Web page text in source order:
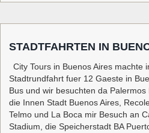
STADTFAHRTEN IN
City Tours in Buenos Aires machte
Stadtrundfahrt fuer 12 Gaeste in
Bus und wir besuchten da Palermos
die Innen Stadt Buenos Aires,
Telmo und La Boca mir Besuch an
Stadium, die Speicherstadt BA